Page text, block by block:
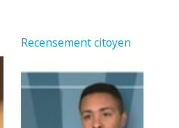
Recensement citoyen